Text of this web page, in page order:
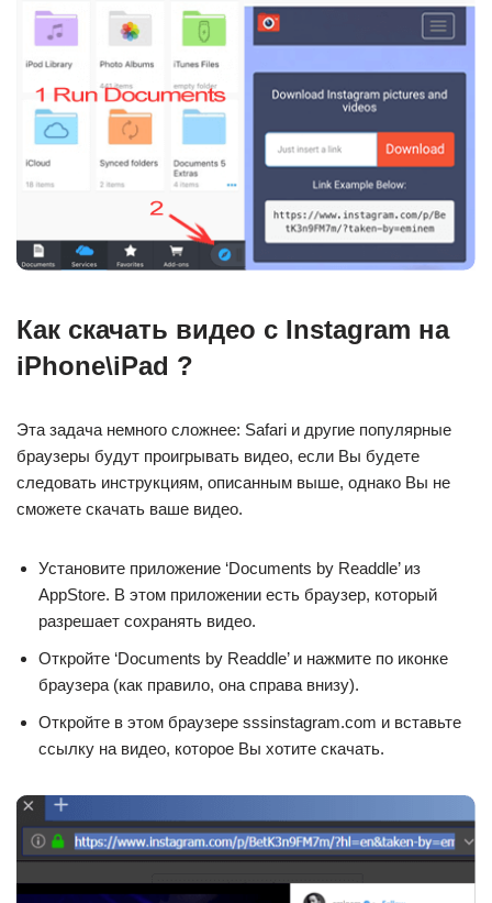
Как скачать видео с Instagram на
iPhone\iPad ?
Эта задача немного сложнее: Safari и другие популярные
браузеры будут проигрывать видео, если Вы будете
следовать инструкциям, описанным выше, однако Вы не
сможете скачать ваше видео.
Установите приложение ‘Documents by Readdle’ из
AppStore. В этом приложении есть браузер, который
разрешает сохранять видео.
Откройте ‘Documents by Readdle’ и нажмите по иконке
браузера (как правило, она справа внизу).
Откройте в этом браузере sssinstagram.com и вставьте
ссылку на видео, которое Вы хотите скачать.